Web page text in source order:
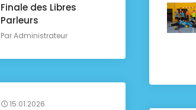
Finale des Libres
Parleurs
ParAdministrateur
15.01.2026